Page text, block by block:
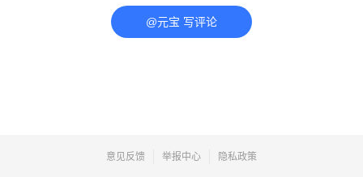
@元宝 写评论
意见反馈 举报中心 隐私政策